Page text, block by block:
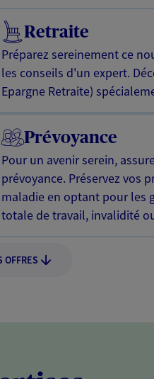
Retraite
Préparez sereinement ce
les conseils d'un expert.
Epargne Retraite)
Prévoyance
Pour un avenir serein,
prévoyance. Préservez vos
maladie en optant pour les
totale de travail, invalidité
OFFRES